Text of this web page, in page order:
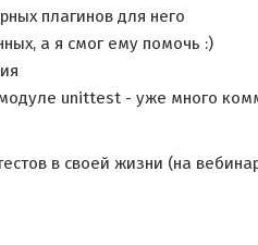
плагинов для него
а я смог ему помочь :)
unittest - уже много
в своей жизни (на